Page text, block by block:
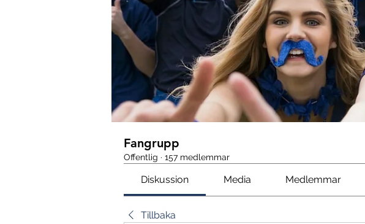
Fangrupp
Offentlig · 157 medlemmar
Diskussion Media Medlemmar
Tillbaka